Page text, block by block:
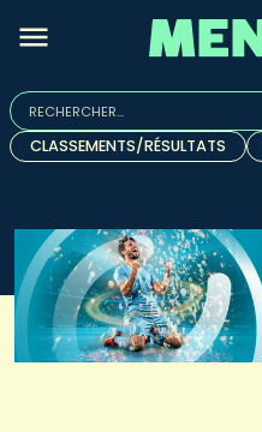
Rechercher :
Quand les résultats de
CLASSEMENTS/RÉSULTATS